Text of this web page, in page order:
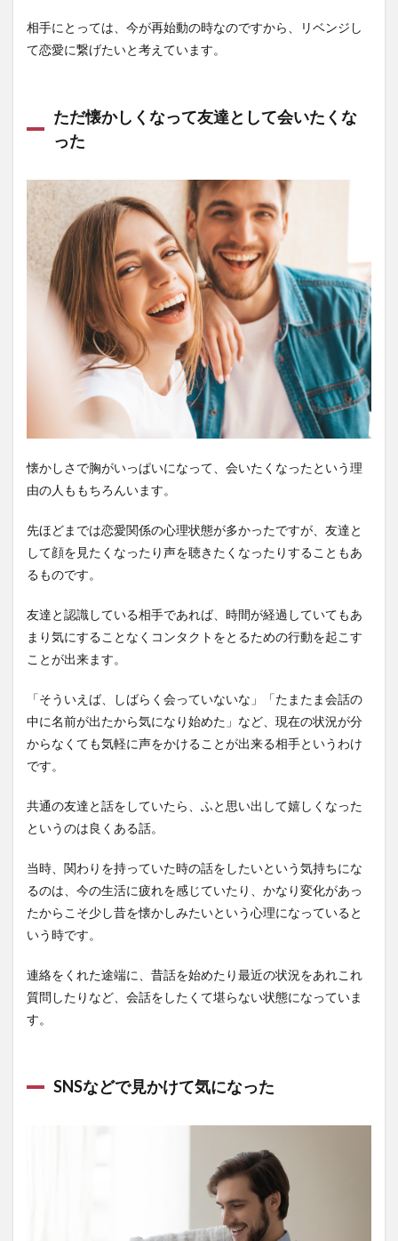
相手にとっては、今が再始動の時なのですから、リベンジし
て恋愛に繋げたいと考えています。
ただ懐かしくなって友達として会いたくな
った
懐かしさで胸がいっぱいになって、会いたくなったという理
由の人ももちろんいます。
先ほどまでは恋愛関係の心理状態が多かったですが、友達と
して顔を見たくなったり声を聴きたくなったりすることもあ
るものです。
友達と認識している相手であれば、時間が経過していてもあ
まり気にすることなくコンタクトをとるための行動を起こす
ことが出来ます。
「そういえば、しばらく会っていないな」「たまたま会話の
中に名前が出たから気になり始めた」など、現在の状況が分
からなくても気軽に声をかけることが出来る相手というわけ
です。
共通の友達と話をしていたら、ふと思い出して嬉しくなった
というのは良くある話。
当時、関わりを持っていた時の話をしたいという気持ちにな
るのは、今の生活に疲れを感じていたり、かなり変化があっ
たからこそ少し昔を懐かしみたいという心理になっていると
いう時です。
連絡をくれた途端に、昔話を始めたり最近の状況をあれこれ
質問したりなど、会話をしたくて堪らない状態になっていま
す。
SNSなどで見かけて気になった